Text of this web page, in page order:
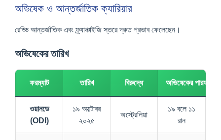
অভিষেক ও আন্তর্জাতিক ক্যারিয়ার
রেড্ডি আন্তর্জাতিক এবং ফ্র্যাঞ্চাইজি স্তরে দ্রুত প্রভাব ফেলেছেন।
অভিষেকের তারিখ
ফরম্যাট তারিখ বিরুদ্ধে অভিষেকের
ওয়ানডে
(ODI)
১৯ অক্টোবর
২০২৫
অস্ট্রেলিয়া
১৯ বলে ১১
রান